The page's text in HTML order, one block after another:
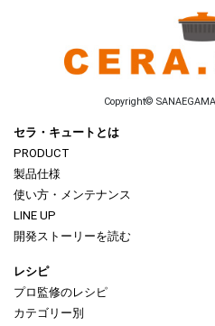
Copyright©
セラ・キュートとは
PRODUCT
製品仕様
使い方・メンテナンス
LINE UP
開発ストーリーを読む
レシピ
プロ監修のレシピ
カテゴリー別